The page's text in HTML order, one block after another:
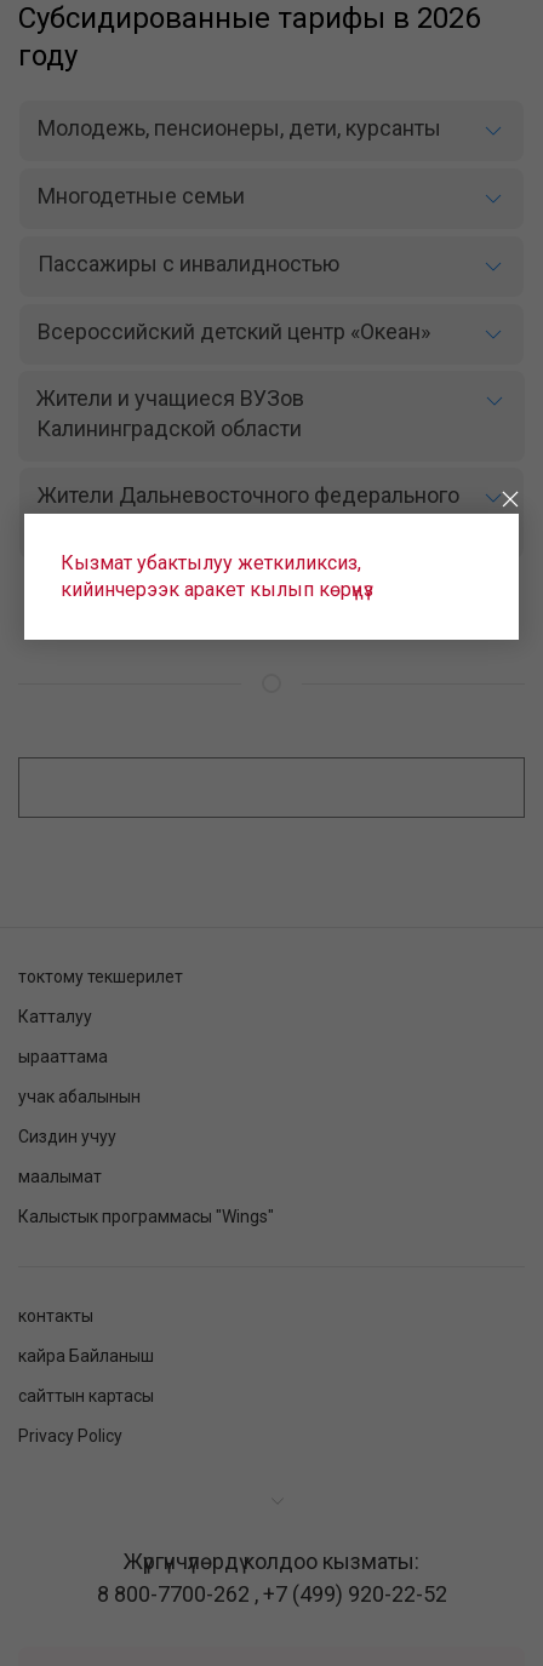
Субсидированные тарифы в 2026
году
Молодежь, пенсионеры, дети, курсанты
Многодетные семьи
Пассажиры с инвалидностью
Всероссийский детский центр «Океан»
Жители и учащиеся ВУЗов
Калининградской области
Жители Дальневосточного федерального
Кызмат убактылуу жеткиликсиз,
кийинчерээк аракет кылып көрүңүз
токтому текшерилет
Катталуу
ырааттама
учак абалынын
Сиздин учуу
маалымат
Калыстык программасы "Wings"
контакты
кайра Байланыш
сайттын картасы
Privacy Policy
Жүргүнчүлөрдү колдоо кызматы:
8 800-7700-262 ,+7 (499) 920-22-52